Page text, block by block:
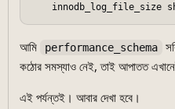
innodb_log_file_size
আমি performance_schema
কঠোর সমস্যাও নেই, তাই আপাতত
এই পর্যন্তই। আবার দেখা হবে।